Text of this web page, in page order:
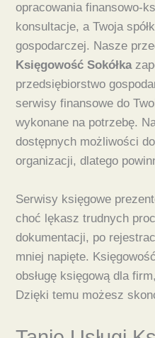
opracowania finansowo-
konsultacje, a Twoja
gospodarczej. Nasze
Księgowość Sokółka
przedsiębiorstwo
serwisy finansowe do
wykonane na potrzebę.
dostępnych możliwości
organizacji, dlatego
Serwisy księgowe
choć lękasz trudnych
dokumentacji, po
mniej napięte.
obsługę księgową dla
Dzięki temu możesz